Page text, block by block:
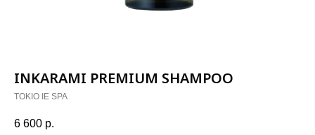
INKARAMI PREMIUM SHAMPOO
TOKIO IE SPA
6 600 р.